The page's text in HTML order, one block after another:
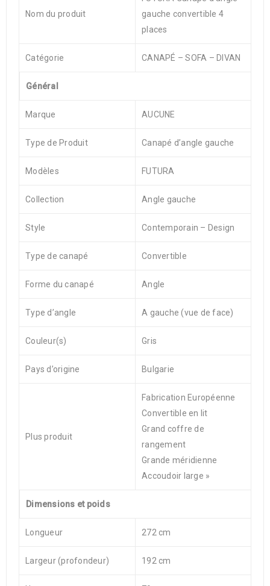
Nom du produit
gauche convertible 4
places
Catégorie CANAPÉ – SOFA – DIVAN
Général
Marque AUCUNE
Type de Produit Canapé d’angle gauche
Modèles FUTURA
Collection Angle gauche
Style Contemporain – Design
Type de canapé Convertible
Forme du canapé Angle
Type d’angle A gauche (vue de face)
Couleur(s) Gris
Pays d’origine Bulgarie
Plus produit
Fabrication Européenne
Convertible en lit
Grand coffre de
rangement
Grande méridienne
Accoudoir large »
Dimensions et poids
Longueur 272 cm
Largeur (profondeur) 192 cm